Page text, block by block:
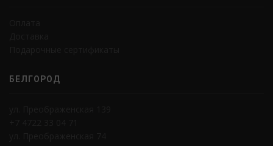
БЕЛГОРОД